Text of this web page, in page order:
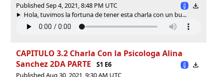
Published Sep 4, 2021, 8:48 PM UTC
Hola, tuvimos la fortuna de tener esta charla con un bu...
CAPITULO 3.2 Charla Con la Psicologa Alina
Sanchez 2DA PARTE
S1 E6
Published Aug 30, 2021, 9:30 AM UTC